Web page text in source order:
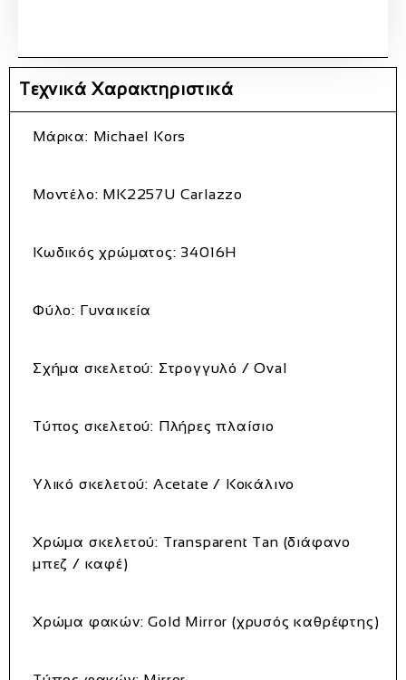
Τεχνικά Χαρακτηριστικά
Μάρκα: Michael Kors
Μοντέλο: MK2257U Carlazzo
Κωδικός χρώματος: 34016H
Φύλο: Γυναικεία
Σχήμα σκελετού: Στρογγυλό / Oval
Τύπος σκελετού: Πλήρες πλαίσιο
Υλικό σκελετού: Acetate / Κοκάλινο
Χρώμα σκελετού: Transparent Tan (διάφανο
μπεζ / καφέ)
Χρώμα φακών: Gold Mirror (χρυσός καθρέφτης)